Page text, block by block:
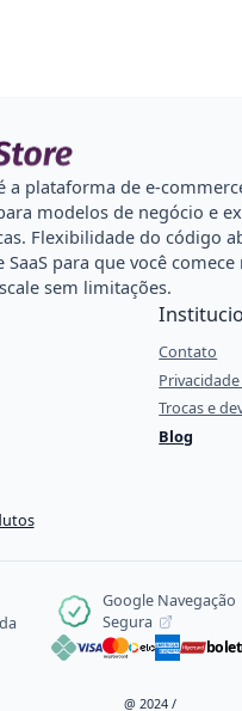
a plataforma de e-
modelos de negócio e
Flexibilidade do código
SaaS para que você
sem limitações.
Contato
Trocas e
Blog
Google Navegação
Segura
@ 2024 /